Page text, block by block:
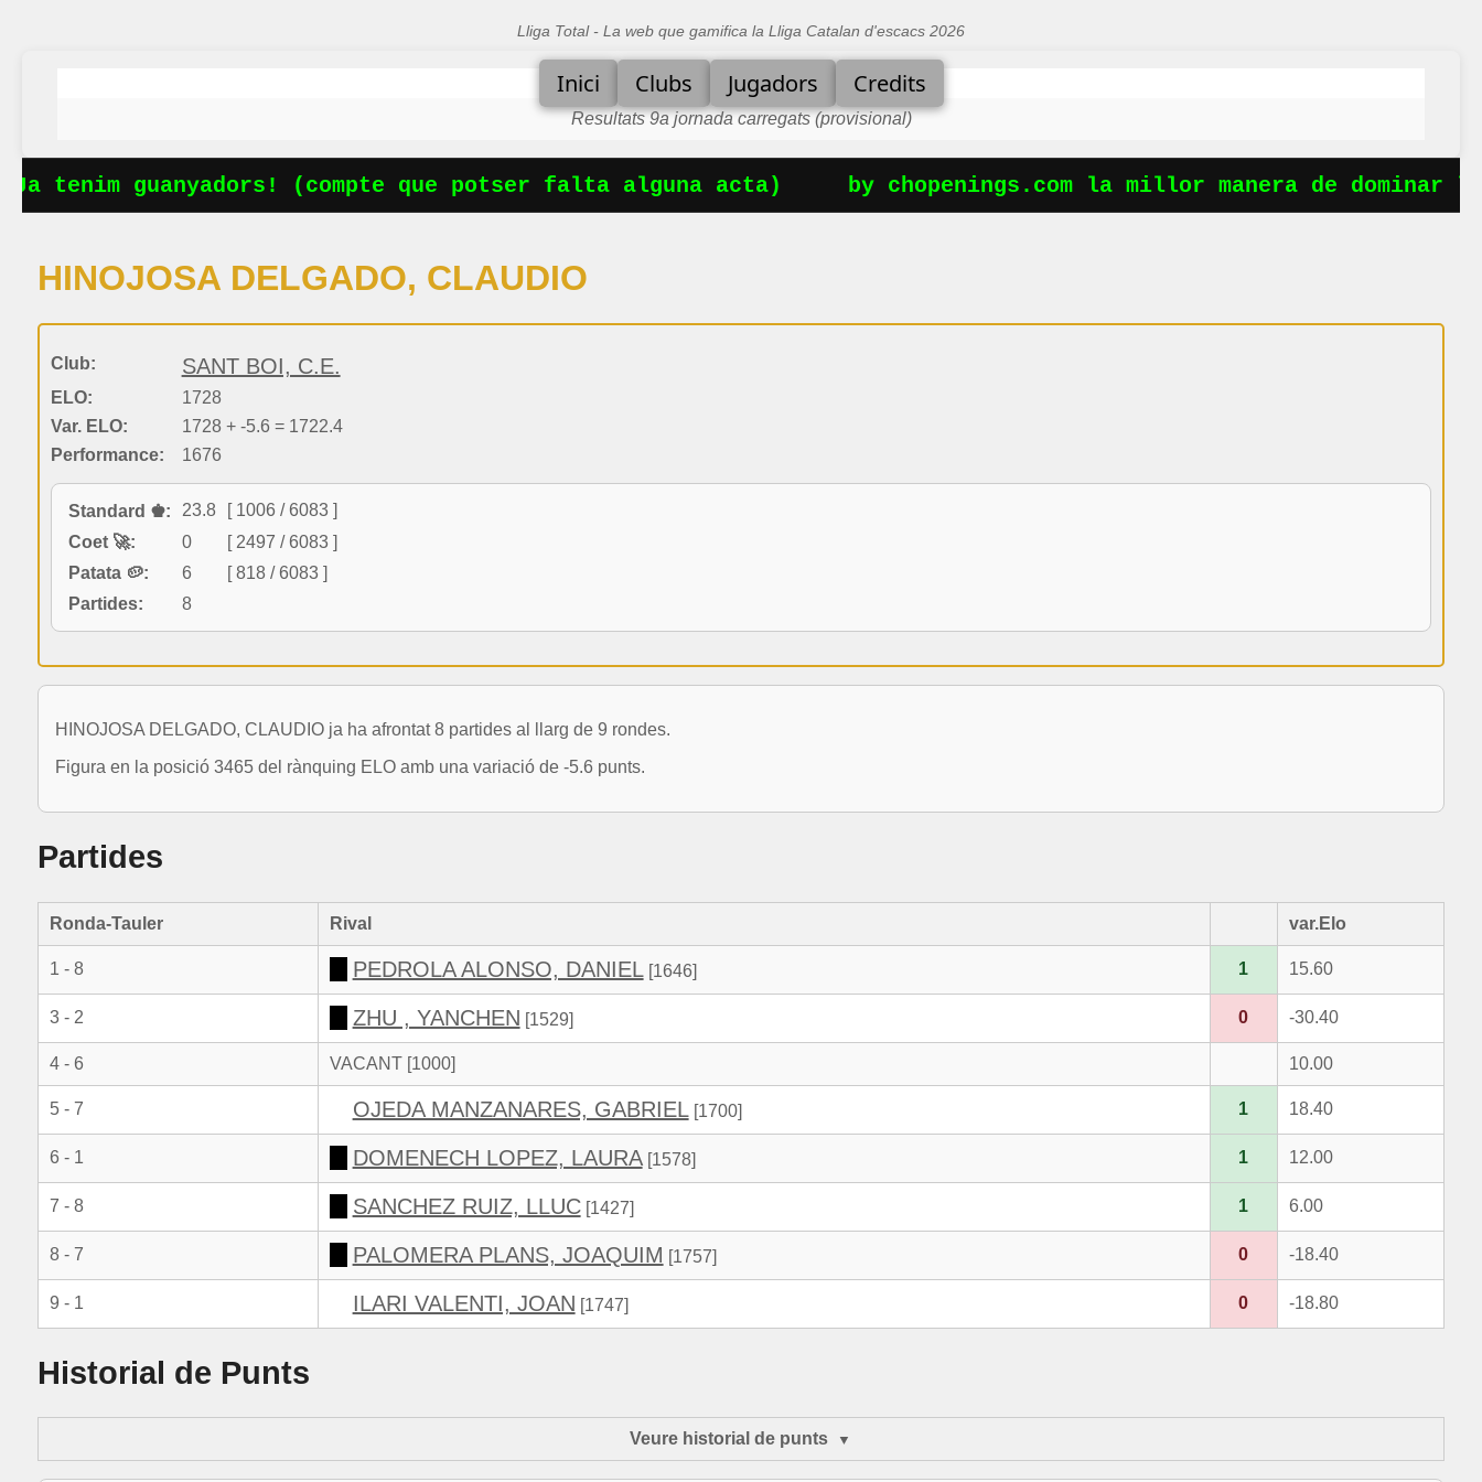
Lliga Total - La web que gamifica la Lliga Catalan d'escacs 2026
Inici Clubs Jugadors Credits
Resultats 9a jornada carregats (provisional)
tenim guanyadors! (compte que potser falta alguna acta) by chopenings.com la millor manera de dominar
HINOJOSA DELGADO, CLAUDIO
Club: SANT BOI, C.E.
ELO:
1728
Var. ELO:
1728 + -5.6 = 1722.4
Performance:
1676
Standard ♚: 23.8
[ 1006 / 6083 ]
Coet 🚀:
0
[ 2497 / 6083 ]
Patata 🥔:
6
[ 818 / 6083 ]
Partides:
8
HINOJOSA DELGADO, CLAUDIO ja ha afrontat 8 partides al llarg de 9 rondes.
Figura en la posició 3465 del rànquing ELO amb una variació de -5.6 punts.
Partides
Ronda-Tauler Rival var.Elo
1 - 8 PEDROLA ALONSO, DANIEL[1646] 1 15.60
3 - 2 ZHU , YANCHEN [1529] 0 -30.40
4 - 6 VACANT [1000] 10.00
5 - 7 OJEDA MANZANARES, GABRIEL[1700] 1 18.40
6 - 1 DOMENECH LOPEZ, LAURA[1578] 1 12.00
7 - 8 SANCHEZ RUIZ, LLUC[1427] 1 6.00
8 - 7 PALOMERA PLANS, JOAQUIM [1757] 0 -18.40
9 - 1 ILARI VALENTI, JOAN [1747] 0 -18.80
Historial de Punts
Veure historial de punts